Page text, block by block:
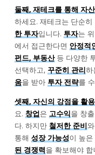
둘째, 재테크를 통해 자
하세요. 재테크는 단순
한 투자입니다. 투자는
에서 접근한다면 안정적
펀드, 부동산등 다양한
선택하고, 꾸준히 관리하
움을 받아 투자 전략를
셋째, 자신의 강점을 활용
요. 창업은 고수익을 창
다. 하지만 철저한 준비와
통해 성장 가능성이 높
된 경쟁력을 확보해야 합